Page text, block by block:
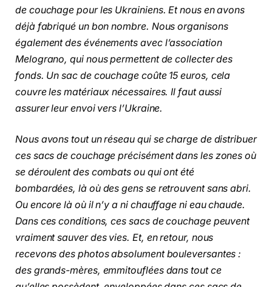
de couchage pour les Ukrainiens. Et nous en avons
déjà fabriqué un bon nombre. Nous organisons
également des événements avec l’association
Melograno, qui nous permettent de collecter des
fonds. Un sac de couchage coûte 15 euros, cela
couvre les matériaux nécessaires. Il faut aussi
assurer leur envoi vers l’Ukraine.
Nous avons tout un réseau qui se charge de distribuer
ces sacs de couchage précisément dans les zones où
se déroulent des combats ou qui ont été
bombardées, là où des gens se retrouvent sans abri.
Ou encore là où il n’y a ni chauffage ni eau chaude.
Dans ces conditions, ces sacs de couchage peuvent
vraiment sauver des vies. Et, en retour, nous
recevons des photos absolument bouleversantes :
des grands-mères, emmitouflées dans tout ce